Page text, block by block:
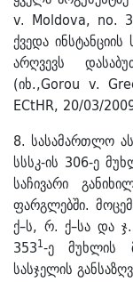
v. Moldova, no.
ქვედა
არღვევს
(იხ.,Gorou v.
ECtHR, 20/03/
8. სასამართლო
სსსკ-ის 306-ე
საჩივარი
ფარგლებში.
ქ–ს, რ. ქ–სა და
3531-ე მუხლის
სასჯელის